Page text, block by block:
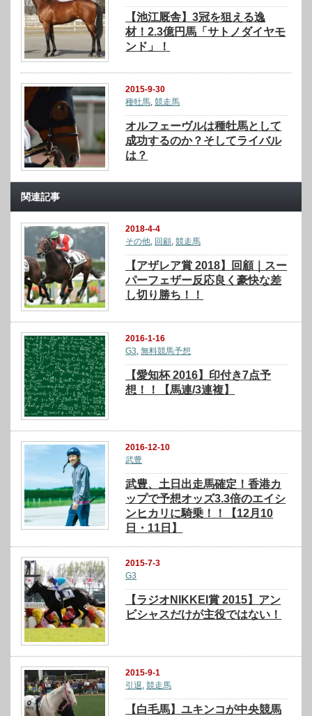
【池江厩舎】3冠を狙える逸
材！2.3億円馬「サトノダイヤモ
ンド」！
2015-9-30
種牡馬,競走馬
オルフェーヴルは種牡馬として
成功するのか？そしてライバル
は？
関連記事
2018-4-4
その他, 回顧,競走馬
【アザレア賞 2018】回顧｜スー
パーフェザー反応良く豪快な差
し切り勝ち！！
2016-1-16
G3 ,無料競馬予想
【愛知杯 2016】印付き7点予
想！！【馬連/3連複】
2016-12-10
武豊
武豊、土日出走馬確定！香港カ
ップで予想オッズ3.3倍のエイシ
ンヒカリに騎乗！！【12月10
日・11日】
2015-7-3
G3
【ラジオNIKKEI賞 2015】アン
ビシャスだけが主役ではない！
2015-9-1
引退 ,競走馬
【白毛馬】ユキンコが中央競馬